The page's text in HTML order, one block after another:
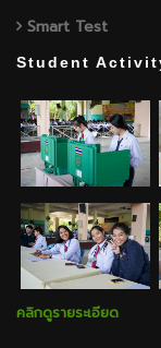
Smart Test
Student
คลิกดูรายระเอียด